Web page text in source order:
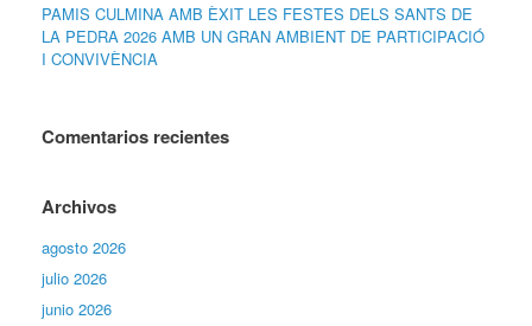
PAMIS CULMINA AMB ÈXIT LES FESTES DELS SANTS DE
LA PEDRA 2026 AMB UN GRAN AMBIENT DE PARTICIPACIÓ
I CONVIVÈNCIA
Comentarios recientes
Archivos
agosto 2026
julio 2026
junio 2026